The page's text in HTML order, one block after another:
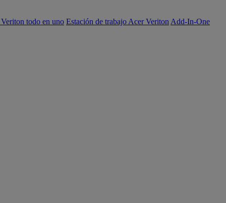
todo en uno Estación de trabajo Acer Veriton Add-In-One